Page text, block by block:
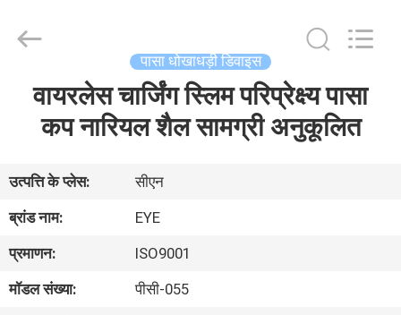
हमारे
बारे
Cheat
Center.
पासा धोखाधड़ी डिवाइस
वायरलेस चार्जिंग स्लिम परिप्रेक्ष्य पासा
कप नारियल शैल सामग्री अनुकूलित
उत्पत्ति के प्लेस:
सीएन
ब्रांड नाम:
EYE
प्रमाणन:
ISO9001
मॉडल संख्या:
पीसी-055